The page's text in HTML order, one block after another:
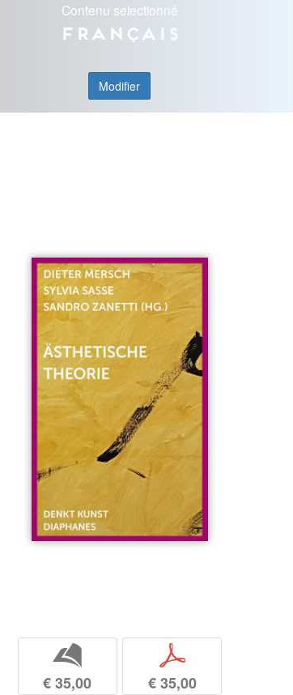
Contenu selectionné
Français
Modifier
b
€ 35,00
p
€ 35,00